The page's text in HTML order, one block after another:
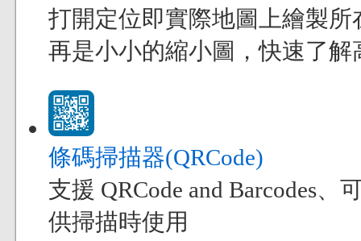
打開定位即實際地圖上繪製
再是小小的縮小圖，快速了
條碼掃描器(QRCode)
支援 QRCode and Barcodes
供掃描時使用